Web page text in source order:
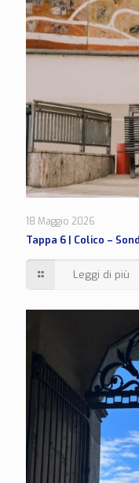
18 Maggio 2026
Tappa 6 | Colico –
Leggi di più